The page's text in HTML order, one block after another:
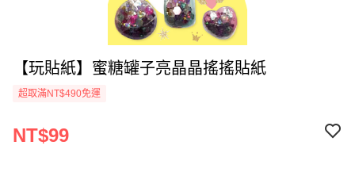
【玩貼紙】蜜糖罐子亮晶晶搖搖貼紙
超取滿NT$490免運
NT$99